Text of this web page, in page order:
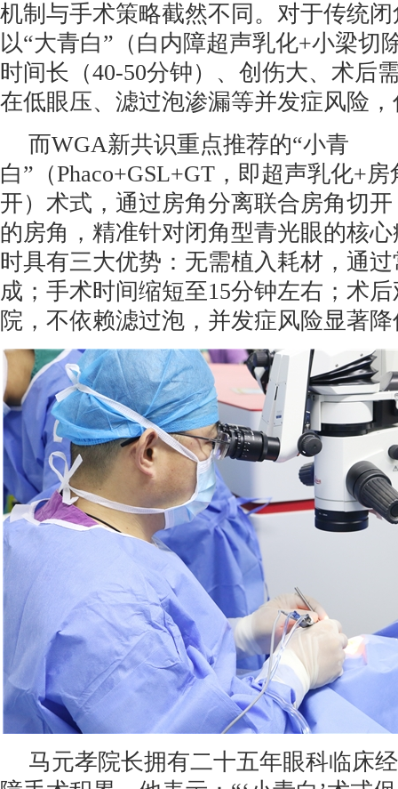
机制与手术策略截然不同。对于传统
以“大青白”（白内障超声乳化+小梁切
时间长（40-50分钟）、创伤大、术后
在低眼压、滤过泡渗漏等并发症风险
而WGA新共识重点推荐的“小青
白”（Phaco+GSL+GT，即超声乳化+
开）术式，通过房角分离联合房角切
的房角，精准针对闭角型青光眼的核
时具有三大优势：无需植入耗材，通
成；手术时间缩短至15分钟左右；术
院，不依赖滤过泡，并发症风险显著
马元孝院长拥有二十五年眼科临床